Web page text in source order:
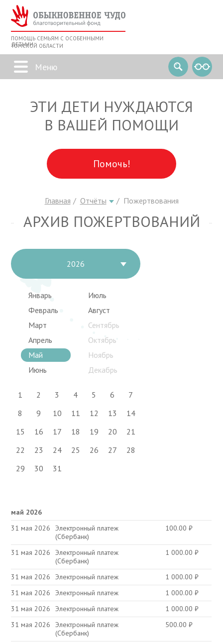
ПОМОЩЬ СЕМЬЯМ С ОСОБЕННЫМИ
ДЕТЬМИ
ТОМСКОЙ ОБЛАСТИ
ЭТИ ДЕТИ НУЖДАЮТСЯ
В ВАШЕЙ ПОМОЩИ
Помочь!
Главная Отчёты Пожертвования
АРХИВ ПОЖЕРТВОВАНИЙ
2026
Январь
Февраль
Март
Апрель
Май
Июнь
Июль
Август
Сентябрь
Октябрь
Ноябрь
Декабрь
1 2 3 4 5 6
7
8
9 10 11 12 13
14
15
16 17 18 19 20
21
22
23 24 25 26 27
28
29
30 31
май 2026
31 мая 2026
Электронный платеж
(Сбербанк)
100.00₽
31 мая 2026
Электронный платеж
(Сбербанк)
1 000.00₽
31 мая 2026 Электронный платеж 1 000.00₽
31 мая 2026
Электронный платеж 1 000.00₽
31 мая 2026
Электронный платеж 1 000.00₽
31 мая 2026
Электронный платеж
(Сбербанк)
500.00₽